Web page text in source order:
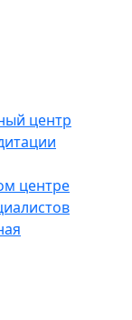
центр
центре